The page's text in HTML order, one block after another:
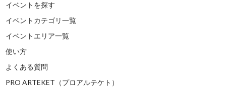
イベントを探す
イベントカテゴリ一覧
イベントエリア一覧
使い方
よくある質問
PRO ARTEKET（プロアルテケト）